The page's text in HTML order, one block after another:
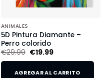
ANIMALES
5D Pintura Diamante –
Perro colorido
€29.99 €19.99
AGREGAR AL CARRITO